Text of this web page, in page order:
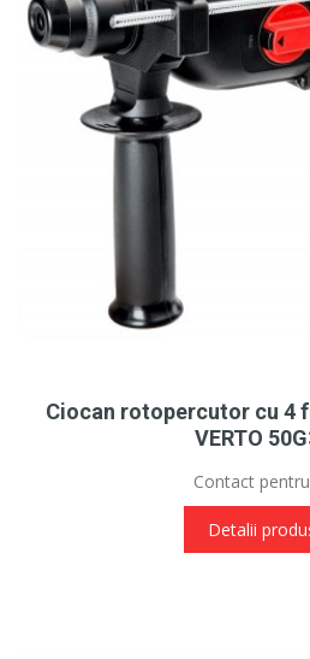
Ciocan rotopercutor cu 4
VERTO
Contact
Detalii